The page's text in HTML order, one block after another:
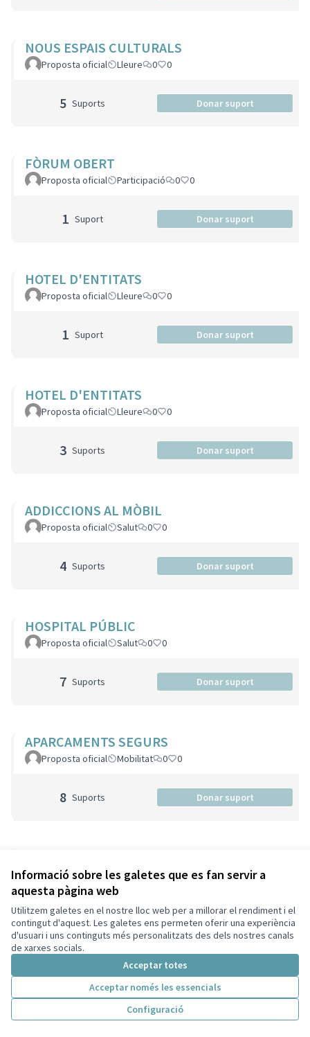
Informació sobre les galetes que es fan servir a
aquesta pàgina web
Utilitzem galetes en el nostre lloc web per a millorar el rendiment i el
contingut d'aquest. Les galetes ens permeten oferir una experiència
d'usuari i uns continguts més personalitzats des dels nostres canals
de xarxes socials.
Acceptar totes
Acceptar només les essencials
Configuració
NOUS ESPAIS CULTURALS
Proposta oficial Lleure 0 0
5 Suports Donar suport
FÒRUM OBERT
Proposta oficial Participació 0 0
1 Suport Donar suport
HOTEL D'ENTITATS
Proposta oficial Lleure 0 0
1 Suport Donar suport
HOTEL D'ENTITATS
Proposta oficial Lleure 0 0
3 Suports Donar suport
ADDICCIONS AL MÒBIL
Proposta oficial Salut 0 0
4 Suports Donar suport
HOSPITAL PÚBLIC
Proposta oficial Salut 0 0
7 Suports Donar suport
APARCAMENTS SEGURS
Proposta oficial Mobilitat 0 0
8 Suports Donar suport
Proposta oficial Lleure 0 0
5 Suports Donar suport
CARRILS BICI
Proposta oficial Mobilitat 1 0